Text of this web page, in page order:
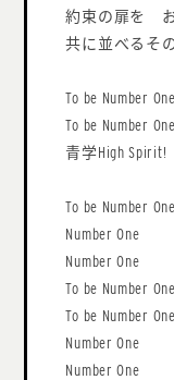
約束の扉を
共に並べるそ
To be Number
To be Number
青学High
To be Number One.
Number One
Number One
To be Number One.
To be Number One.
Number One
Number One